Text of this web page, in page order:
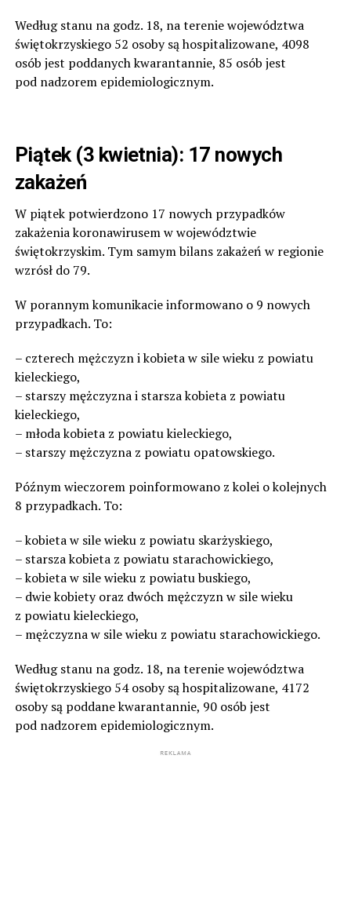
Według stanu na godz. 18, na terenie województwa
świętokrzyskiego 52 osoby są hospitalizowane, 4098
osób jest poddanych kwarantannie, 85 osób jest
pod nadzorem epidemiologicznym.
Piątek (3 kwietnia): 17 nowych
zakażeń
W piątek potwierdzono 17 nowych przypadków
zakażenia koronawirusem w województwie
świętokrzyskim. Tym samym bilans zakażeń w regionie
wzrósł do 79.
W porannym komunikacie informowano o 9 nowych
przypadkach. To:
– czterech mężczyzn i kobieta w sile wieku z powiatu
kieleckiego,
– starszy mężczyzna i starsza kobieta z powiatu
kieleckiego,
– młoda kobieta z powiatu kieleckiego,
– starszy mężczyzna z powiatu opatowskiego.
Późnym wieczorem poinformowano z kolei o kolejnych
8 przypadkach. To:
– kobieta w sile wieku z powiatu skarżyskiego,
– starsza kobieta z powiatu starachowickiego,
– kobieta w sile wieku z powiatu buskiego,
– dwie kobiety oraz dwóch mężczyzn w sile wieku
z powiatu kieleckiego,
– mężczyzna w sile wieku z powiatu starachowickiego.
Według stanu na godz. 18, na terenie województwa
świętokrzyskiego 54 osoby są hospitalizowane, 4172
osoby są poddane kwarantannie, 90 osób jest
pod nadzorem epidemiologicznym.